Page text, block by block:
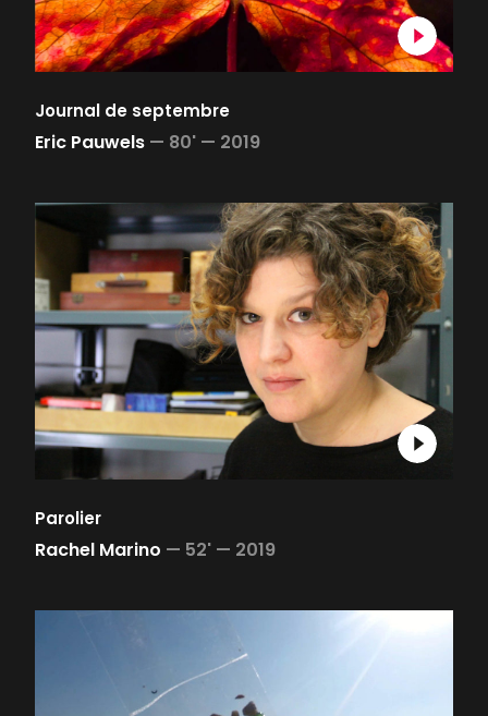
Journal de septembre
Eric Pauwels — 80' — 2019
Parolier
Rachel Marino — 52' — 2019